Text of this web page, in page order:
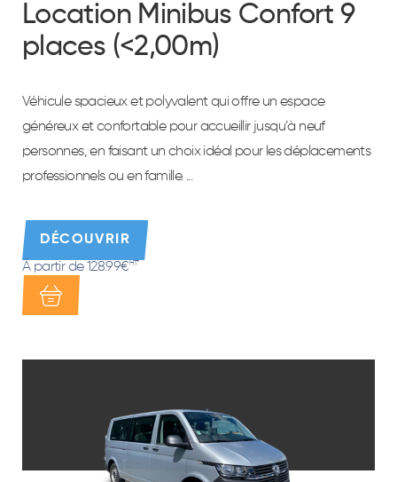
Location Minibus Confort 9
places (<2,00m)
Véhicule spacieux et polyvalent qui offre un espace
généreux et confortable pour accueillir jusqu’à neuf
personnes, en faisant un choix idéal pour les déplacements
professionnels ou en famille. ...
DÉCOUVRIR
À partir de 128.99€ HT*